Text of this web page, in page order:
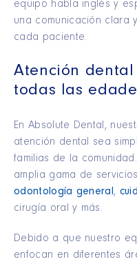
equipo habla inglés y
una comunicación clara
cada paciente.
Atención
todas las
En Absolute Dental,
atención dental sea
familias de la
amplia gama de
odontología general,
cirugía oral y más.
Debido a que nuestro
enfocan en diferentes